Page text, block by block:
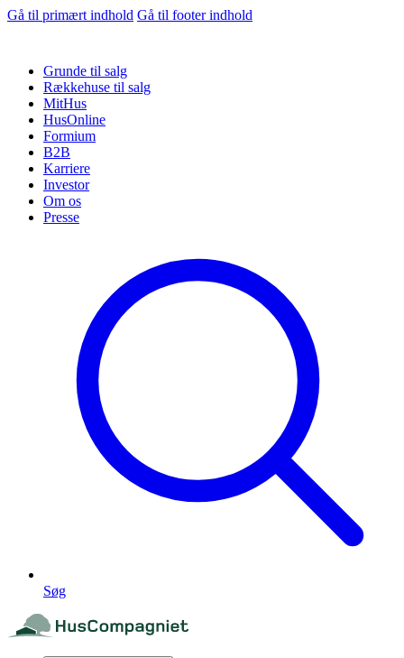
Gå til primært indhold Gå til footer indhold
Grunde til salg
Rækkehuse til salg
MitHus
HusOnline
Formium
B2B
Karriere
Investor
Om os
Presse
Søg